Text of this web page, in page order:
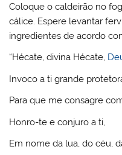
Coloque o caldeirão no
cálice. Espere levantar
ingredientes de acordo
“Hécate, divina Hécate,
Invoco a ti grande
Para que me consagre
Honro-te e conjuro a ti,
Em nome da lua, do céu,